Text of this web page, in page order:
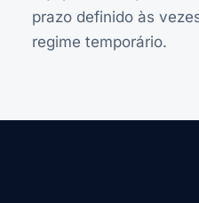
prazo definido às
regime temporário.